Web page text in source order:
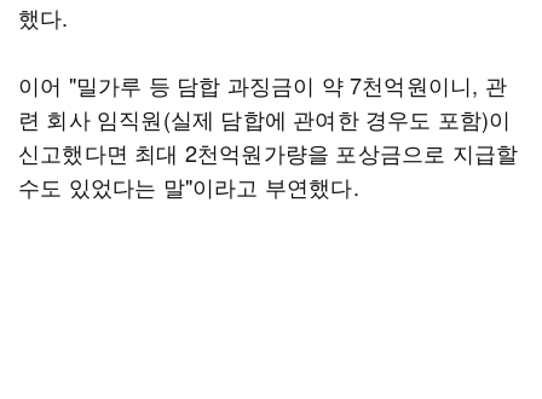
했다.
이어 "밀가루 등 담합 과징금이 약 7천억원이니, 관
련 회사 임직원(실제 담합에 관여한 경우도 포함)이
신고했다면 최대 2천억원가량을 포상금으로 지급할
수도 있었다는 말"이라고 부연했다.